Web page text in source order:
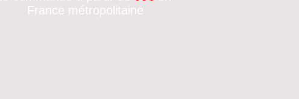
France métropolitaine